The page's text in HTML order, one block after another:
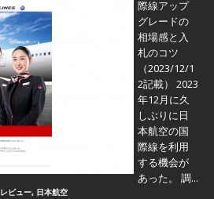
際線アップ
グレードの
相場感と入
札のコツ
（2023/12/1
2記載） 2023
年12月に久
しぶりに日
本航空の国
際線を利用
する機会が
あった。 調...
レビュー, 日本航空